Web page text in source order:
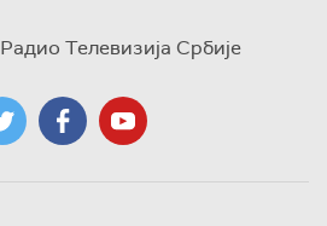
Радио Телевизија Србије